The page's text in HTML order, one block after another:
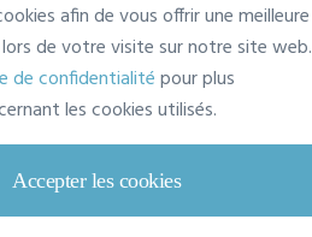
les 12 produits suivants
afin de vous offrir une meilleure
de votre visite sur notre site web.
de confidentialitépour plus
les cookies utilisés.
Accepter les cookies